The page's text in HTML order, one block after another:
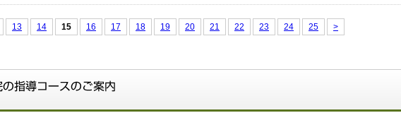
13 14 15 16 17 18 19 20 21 22 23 24 25 >